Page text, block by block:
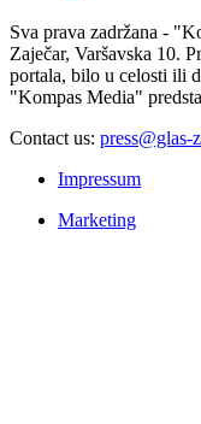
Sva prava zadržana -
Zaječar, Varšavska 10.
portala, bilo u celosti ili
"Kompas Media"
Contact us: press@glas-
Impressum
Marketing